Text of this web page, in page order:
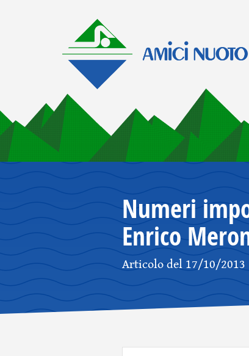
Numeri
Enrico
Articolo del 17/10/2013